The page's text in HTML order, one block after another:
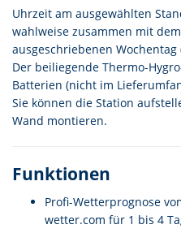
Uhrzeit am ausgewählten
wahlweise zusammen mit
ausgeschriebenen
Der beiliegende Thermo-
Batterien (nicht im
Sie können die Station
Wand montieren.
Funktionen
Profi-Wetterprognose
wetter.com für 1 bis 4